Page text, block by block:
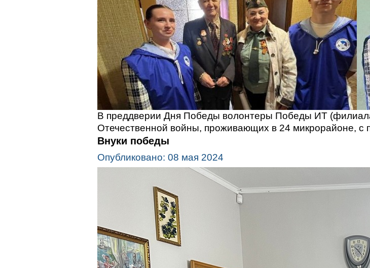
В преддверии Дня Победы волонтеры Победы ИТ
Отечественной войны, проживающих в 24 микрорайоне, с
Внуки победы
Опубликовано: 08 мая 2024